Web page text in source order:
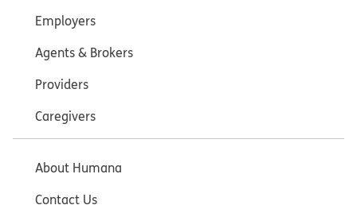
Employers
Agents & Brokers
Providers
Caregivers
About Humana
Contact Us